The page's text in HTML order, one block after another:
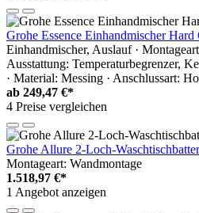
Grohe Essence Einhandmischer Hard
Einhandmischer, Auslauf ·
Ausstattung: Temperaturbegrenzer,
· Material: Messing · Anschlussart:
ab 249,47 €*
4 Preise vergleichen
Grohe Allure 2-Loch-
Montageart: Wandmontage
1.518,97 €*
1 Angebot anzeigen